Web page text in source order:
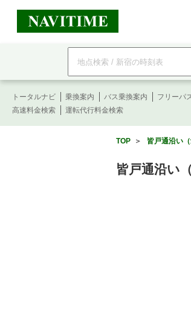
フ
ワ
ド
検
トータルナビ 乗換案内 バス乗換案内 フリーパ
高速料金検索
運転代行料金検索
TOP ＞ 皆戸通沿い
皆戸通沿い